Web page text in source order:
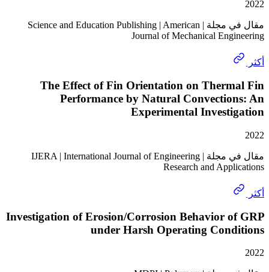
مقال في مجلة | Science and Education Publishing | American
Journal of Mechanical
The Effect of Fin Orientation on
Performance by Natural
Experimental
مقال في مجلة | IJERA | International Journal of Engineering
Research and
Investigation of Erosion/Corrosion Behavior
under Harsh Operating